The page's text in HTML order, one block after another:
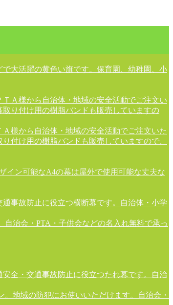
大活躍の黄色い旗です。保育園、幼稚園、小
Ａ様から自治体・地域の安全活動でご注文い
り付け用の樹脂バンドも販売していますの
様から自治体・地域の安全活動でご注文いた
付け用の樹脂バンドも販売していますので、
イン可能なA4の幕は屋外で使用可能な丈夫な
事故防止に役立つ横断幕です。自治体・小学
治会・PTA・子供会などの名入れ無料で承っ
全・交通事故防止に役立つたれ幕です。自治
地域の防犯にお使いいただけます。自治会・